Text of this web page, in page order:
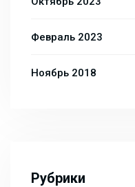
Февраль 2023
Ноябрь 2018
Рубрики